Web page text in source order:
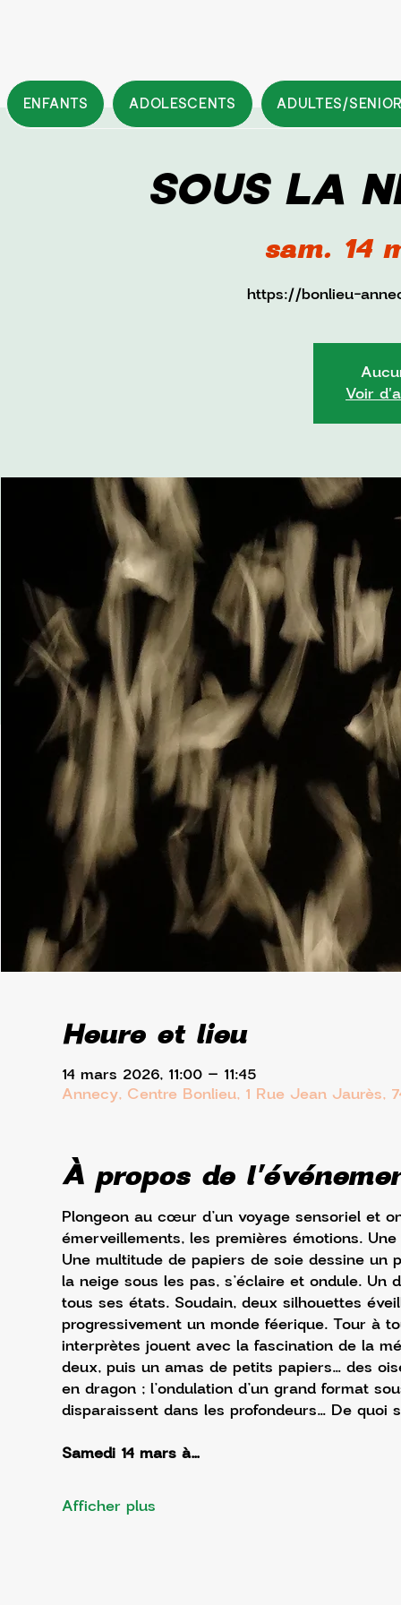
ENFANTS ADOLESCENTS ADULTES/
SOUS LA
sam. 14
https://bonlieu-
Voir
Heure et lieu
14 mars 2026, 11:00 – 11:45
Annecy, Centre Bonlieu, 1 Rue Jean Jaurès,
À propos de
Plongeon au cœur d’un voyage sensoriel et
émerveillements, les premières émotions.
Une multitude de papiers de soie dessine
la neige sous les pas, s’éclaire et ondule.
tous ses états. Soudain, deux silhouettes
progressivement un monde féerique. Tour à
interprètes jouent avec la fascination de la
deux, puis un amas de petits papiers… des
en dragon ; l’ondulation d’un grand format
disparaissent dans les profondeurs… De quoi
Samedi 14 mars à…
Afficher plus